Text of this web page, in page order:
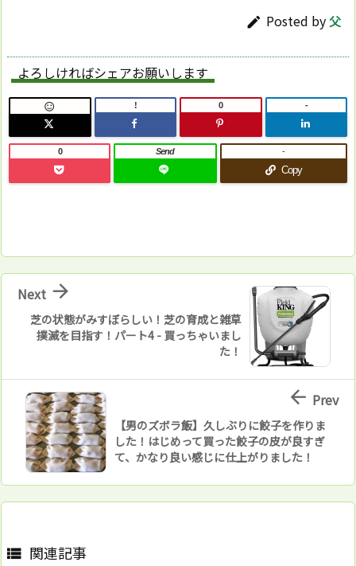
 Posted by父
よろしければシェアお願いします
 ! 0 -
0 Send
Copy
-
芝の状態がみすぼらしい！芝の育成と雑草
撲滅を目指す！パート4 - 買っちゃいまし
た！

Next
【男のズボラ飯】久しぶりに餃子を作りま
した！はじめって買った餃子の皮が良すぎ
て、かなり良い感じに仕上がりました！
 Prev
 関連記事